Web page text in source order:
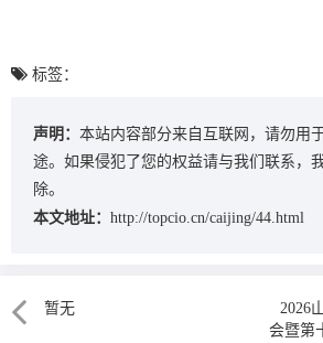
标签：
声明： 本站内容部分来自互联网，请勿用
途。如果侵犯了您的权益请与我们联系，
除。
本文地址： http://topcio.cn/caijing/44.html
暂无
2026
会暨第